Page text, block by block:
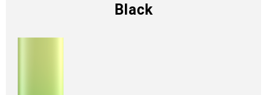
Black